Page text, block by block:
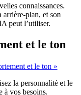
connaissances.
et son
peut l’utiliser.
et le ton
et le ton »
la personnalité et le
à vos besoins.